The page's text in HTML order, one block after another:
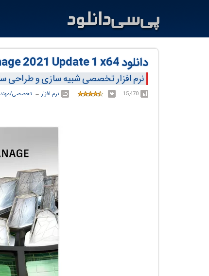
دانلود Autodesk Navisworks Manage 2021 Update 1 x64
نرم افزار تخصصی شبیه سازی و طراحی
15,470 نرم افزار ← ‏تخصصی/